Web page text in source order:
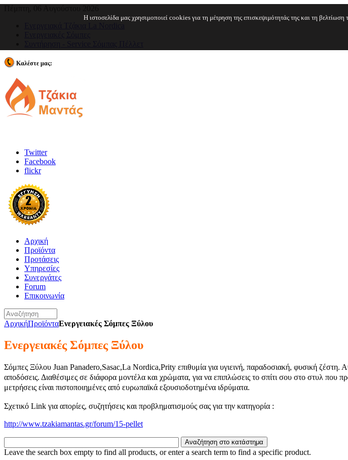
Η ιστοσελίδα μας χρησιμοποιεί cookies για τη μέτρηση της επισκεψιμότητάς της και τη
Καλέστε μας:
Twitter
Facebook
flickr
Αρχική
Προϊόντα
Προτάσεις
Υπηρεσίες
Συνεργάτες
Forum
Επικοινωνία
ΑρχικήΠροϊόνταΕνεργειακές Σόμπες Ξύλου
Ενεργειακές Σόμπες Ξύλου
Σόμπες Ξύλου Juan Panadero,Sasac,La Nordica,Prity επιθυμία για υγιεινή, παραδοσιακή, φυσική ζέστη.
αποδόσεις. Διαθέσιμες σε διάφορα μοντέλα και χρώματα, για να επιπλώσεις το σπίτι σου στο στυλ που
μετρήσεις είναι πιστοποιημένες από ευρωπαϊκά εξουσιοδοτημένα ιδρύματα.
Σχετικό Link για απορίες, συζητήσεις και προβληματισμούς σας για την κατηγορία :
http://www.tzakiamantas.gr/forum/15-pellet
Leave the search box empty to find all products, or enter a search term to find a specific product.